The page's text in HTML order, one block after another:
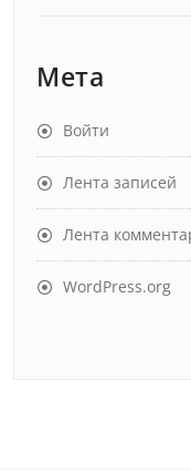
Мета
Войти
Лента записей
Лента
WordPress.org